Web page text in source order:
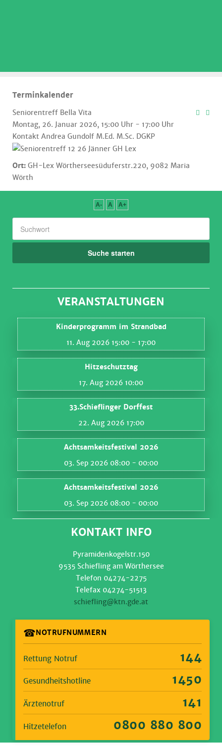
Terminkalender
Seniorentreff Bella Vita
Montag, 26. Januar 2026, 15:00 Uhr - 17:00 Uhr
Kontakt Andrea Gundolf M.Ed. M.Sc. DGKP
Ort: GH-Lex Wörtherseesüduferstr.220, 9082 Maria
Wörth
A- A A+
Suche starten
VERANSTALTUNGEN
Kinderprogramm im Strandbad
11. Aug 2026 15:00 - 17:00
Hitzeschutztag
17. Aug 2026 10:00
33.Schieflinger Dorffest
22. Aug 2026 17:00
Achtsamkeitsfestival 2026
03. Sep 2026 08:00 - 00:00
Achtsamkeitsfestival 2026
03. Sep 2026 08:00 - 00:00
KONTAKT INFO
Pyramidenkogelstr.150
9535 Schiefling am Wörthersee
Telefon 04274-2275
Telefax 04274-51513
schiefling@ktn.gde.at
☎NOTRUFNUMMERN
Rettung Notruf 144
Gesundheitshotline 1450
Ärztenotruf 141
Hitzetelefon 0800 880 800